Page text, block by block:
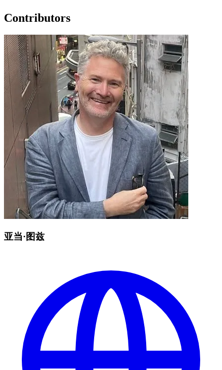
Contributors
亚当·图兹